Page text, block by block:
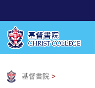
基督書院 >